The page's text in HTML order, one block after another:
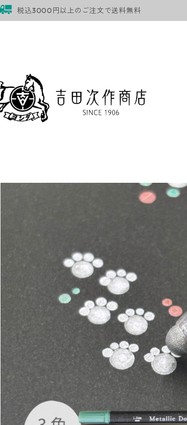
税込3000円以上のご注文で送料無料